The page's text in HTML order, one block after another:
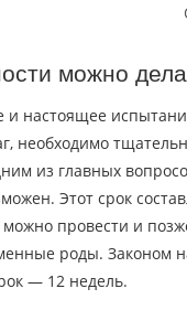
можно
и настоящее
необходимо
из главных
Этот срок
провести и
роды. Законом
— 12 недель.